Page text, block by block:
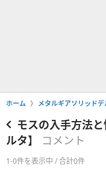
ホーム メタルギアソリッド
モスの入手方法
ルタ】
コメント
1-0件を表示中 / 合計0件